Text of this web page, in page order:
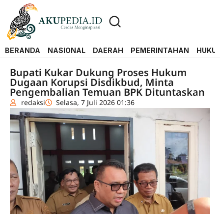
BERANDA NASIONAL DAERAH PEMERINTAHAN
Bupati Kukar Dukung Proses Hukum
Dugaan Korupsi Disdikbud, Minta
Pengembalian Temuan BPK Dituntaskan
redaksi Selasa, 7 Juli 2026 01:36